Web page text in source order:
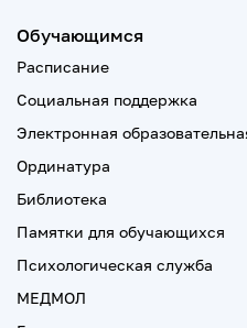
Обучающимся
Расписание
Социальная поддержка
Электронная
Ординатура
Библиотека
Памятки для обучающихся
Психологическая служба
МЕДМОЛ